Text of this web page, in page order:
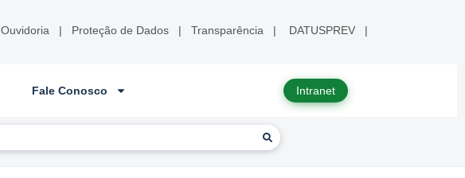
Ouvidoria | Proteção de Dados | Transparência | DATUSPREV |
Fale Conosco Intranet